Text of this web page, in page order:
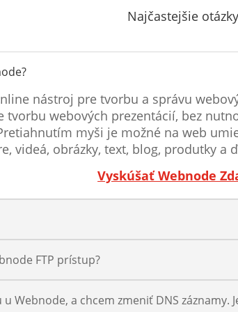
Najčastejšie otázky
nástroj pre tvorbu a správu
tvorbu webových prezentácií, bez
myši je možné na web
videá, obrázky, text, blog, produtky a
Vyskúšať Webnode
FTP prístup?
Webnode, a chcem zmeniť DNS záznamy.